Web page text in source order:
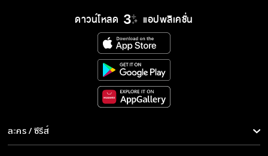
ดาวน์โหลด แอปพลิเคชั่น
ละคร / ซีรีส์
ละคร/ซีรีส์